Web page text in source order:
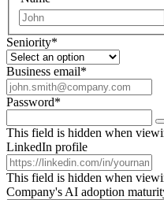
Seniority*
Business email*
Password*
This field is hidden when
LinkedIn profile
This field is hidden when
Company's AI adoption